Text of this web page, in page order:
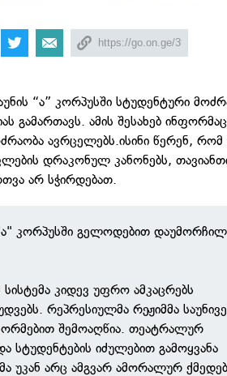
“ა” კორპუსში სტუდენტური
გამართავს. ამის შესახებ
ავრცელებს.ისინი წერენ, რომ
დრაკონულ კანონებს,
არ სჭირდებათ.
კორპუსში გელოდებით
კიდევ უფრო ამკაცრებს
რეპრესიულმა რეჟიმმა
შემოაღწია. თეატრალურ
სტუდენტების იძულებით გამოყვანა
უკან არც ამგვარ ამორალურ